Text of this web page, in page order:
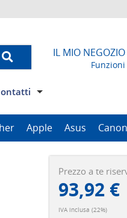
IL MIO NEGOZIO
Funzioni
Modulo RMA
modulo di contatto
Apple Asus Canon
Prezzo a te
93,92 €
IVA inclusa (22%)